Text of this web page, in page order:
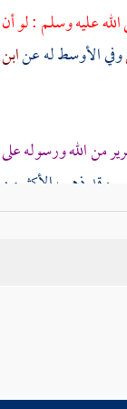
عليه وسلم : لو أن
وفي الأوسط له عنابن
من الله ورسوله على
. وقد ذهب الأكثر من
الرفع ، قال : لأن
وردت عدة طرق تصرح